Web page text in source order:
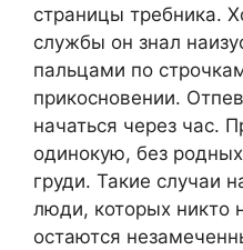
страницы требника.
службы он знал
пальцами по
прикосновении.
начаться через час.
одинокую, без
груди. Такие случаи
люди, которых никто
остаются